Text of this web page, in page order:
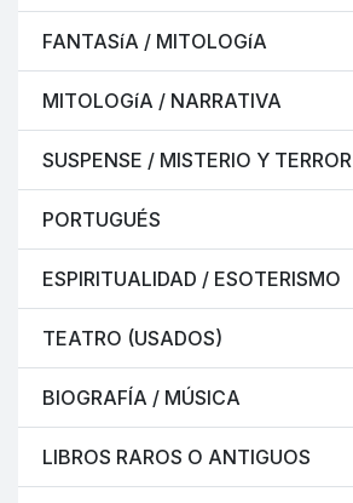
FANTASíA / MITOLOGíA
MITOLOGíA / NARRATIVA
SUSPENSE / MISTERIO Y TERROR
PORTUGUÉS
ESPIRITUALIDAD / ESOTERISMO
TEATRO (USADOS)
BIOGRAFÍA / MÚSICA
LIBROS RAROS O ANTIGUOS